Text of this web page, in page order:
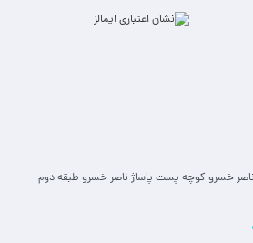
ناصر خسرو کوچه پست پاساژ ناصر خسرو طبقه دوم